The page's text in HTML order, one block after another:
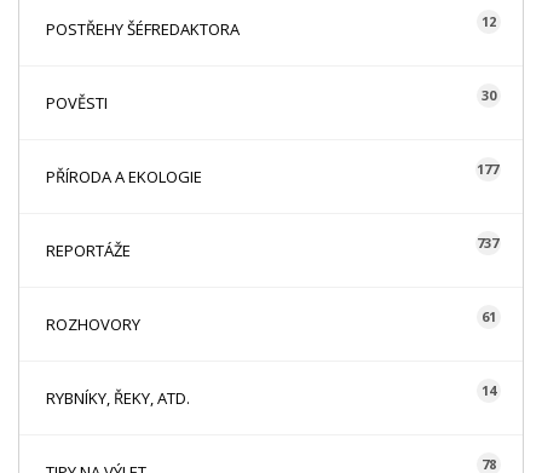
POSTŘEHY ŠÉFREDAKTORA 12
POVĚSTI 30
PŘÍRODA A EKOLOGIE 177
REPORTÁŽE 737
ROZHOVORY 61
RYBNÍKY, ŘEKY, ATD. 14
78